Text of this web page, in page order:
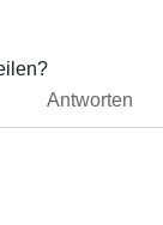
Antworten